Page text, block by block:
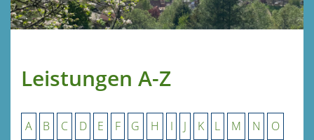
Leistungen A-Z
A B C D E F G H I J K L M N O